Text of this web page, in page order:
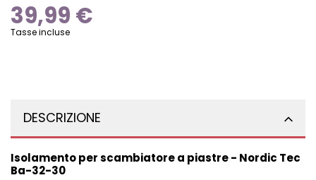
39,99 €
Tasse incluse
DESCRIZIONE
Isolamento per scambiatore a piastre - Nordic Tec
Ba-32-30